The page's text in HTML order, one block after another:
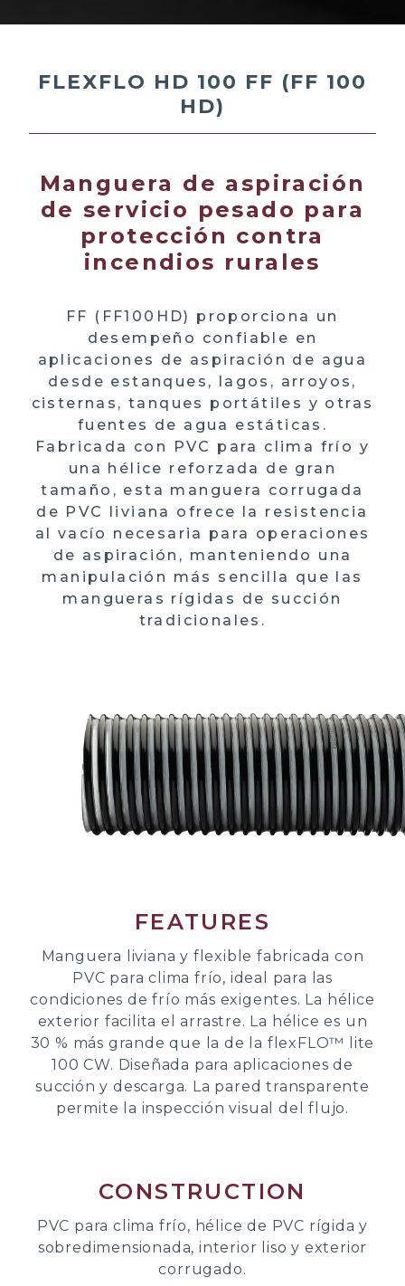
FLEXFLO HD 100 FF (FF 100
HD)
Manguera de aspiración
de servicio pesado para
protección contra
incendios rurales
FF (FF100HD) proporciona un
desempeño confiable en
aplicaciones de aspiración de agua
desde estanques, lagos, arroyos,
cisternas, tanques portátiles y otras
fuentes de agua estáticas.
Fabricada con PVC para clima frío y
una hélice reforzada de gran
tamaño, esta manguera corrugada
de PVC liviana ofrece la resistencia
al vacío necesaria para operaciones
de aspiración, manteniendo una
manipulación más sencilla que las
mangueras rígidas de succión
tradicionales.
FEATURES
Manguera liviana y flexible fabricada con
PVC para clima frío, ideal para las
condiciones de frío más exigentes. La hélice
exterior facilita el arrastre. La hélice es un
30 % más grande que la de la flexFLO™ lite
100 CW. Diseñada para aplicaciones de
succión y descarga. La pared transparente
permite la inspección visual del flujo.
CONSTRUCTION
PVC para clima frío, hélice de PVC rígida y
sobredimensionada, interior liso y exterior
corrugado.